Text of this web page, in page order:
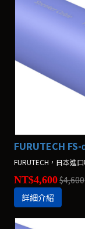
FURUTECH
FURUTECH，日本進
NT$4,600$4,600
詳細介紹